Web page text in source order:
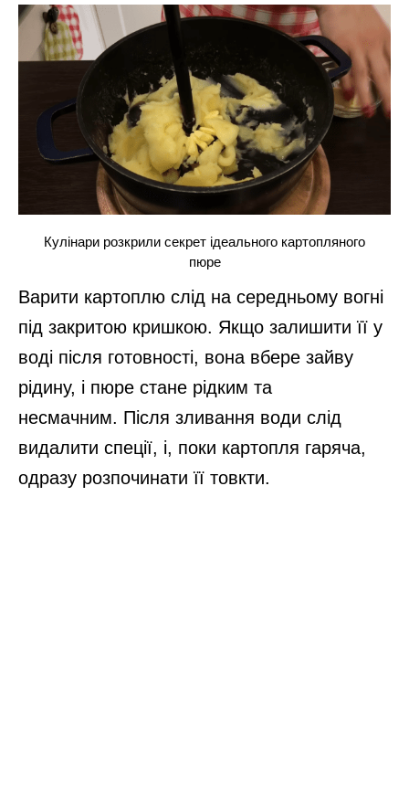
Кулінари розкрили секрет ідеального картопляного
пюре
Варити картоплю слід на середньому вогні
під закритою кришкою. Якщо залишити її у
воді після готовності, вона вбере зайву
рідину, і пюре стане рідким та
несмачним. Після зливання води слід
видалити спеції, і, поки картопля гаряча,
одразу розпочинати її товкти.